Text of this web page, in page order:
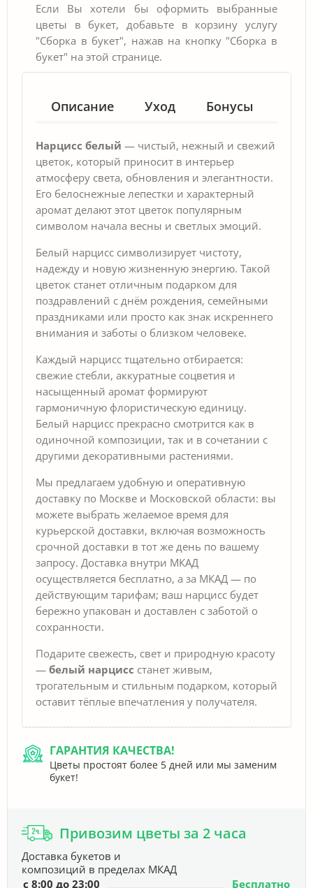
Если Вы хотели бы оформить выбранные
цветы в букет, добавьте в корзину услугу
"Сборка в букет", нажав на кнопку "Сборка в
букет" на этой странице.
Описание Уход Бонусы
Нарцисс белый — чистый, нежный и свежий
цветок, который приносит в интерьер
атмосферу света, обновления и элегантности.
Его белоснежные лепестки и характерный
аромат делают этот цветок популярным
символом начала весны и светлых эмоций.
Белый нарцисс символизирует чистоту,
надежду и новую жизненную энергию. Такой
цветок станет отличным подарком для
поздравлений с днём рождения, семейными
праздниками или просто как знак искреннего
внимания и заботы о близком человеке.
Каждый нарцисс тщательно отбирается:
свежие стебли, аккуратные соцветия и
насыщенный аромат формируют
гармоничную флористическую единицу.
Белый нарцисс прекрасно смотрится как в
одиночной композиции, так и в сочетании с
другими декоративными растениями.
Мы предлагаем удобную и оперативную
доставку по Москве и Московской области: вы
можете выбрать желаемое время для
курьерской доставки, включая возможность
срочной доставки в тот же день по вашему
запросу. Доставка внутри МКАД
осуществляется бесплатно, а за МКАД — по
действующим тарифам; ваш нарцисс будет
бережно упакован и доставлен с заботой о
сохранности.
Подарите свежесть, свет и природную красоту
— белый нарцисс станет живым,
трогательным и стильным подарком, который
оставит тёплые впечатления у получателя.
ГАРАНТИЯ КАЧЕСТВА!
Цветы простоят более 5 дней или мы заменим
букет!
Привозим цветы за 2 часа
Доставка букетов и
композиций в пределах МКАД
с 8:00 до 23:00
Бесплатно